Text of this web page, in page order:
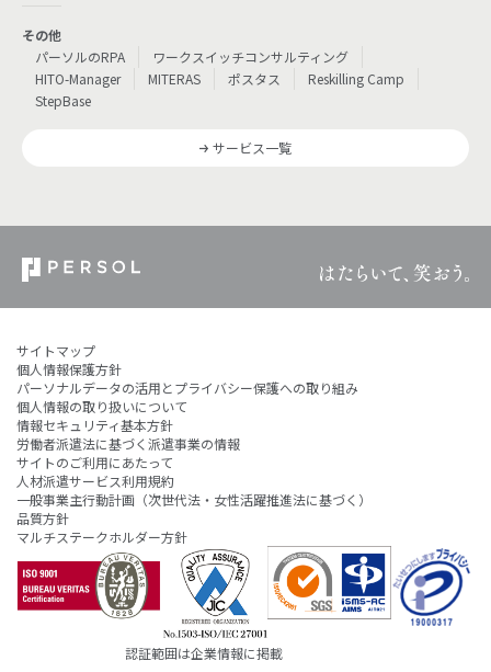
その他
パーソルのRPA
ワークスイッチコンサルティング
HITO-Manager
MITERAS ポスタス
Reskilling Camp
StepBase
サービス一覧
サイトマップ
個人情報保護方針
パーソナルデータの活用とプライバシー保護への取り組み
個人情報の取り扱いについて
情報セキュリティ基本方針
労働者派遣法に基づく派遣事業の情報
サイトのご利用にあたって
人材派遣サービス利用規約
一般事業主行動計画（次世代法・女性活躍推進法に基づく）
品質方針
マルチステークホルダー方針
認証範囲は企業情報に掲載